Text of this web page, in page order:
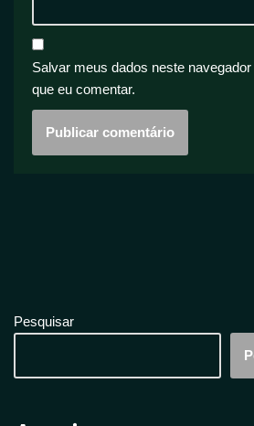
Salvar meus dados neste
que eu comentar.
Pesquisar